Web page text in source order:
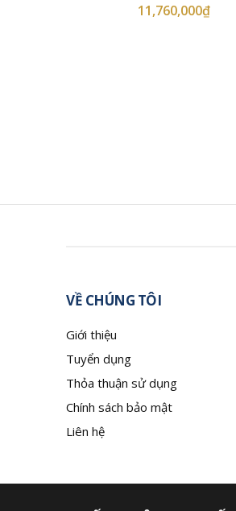
11,760,000₫
VỀ CHÚNG TÔI
Giới thiệu
Tuyển dụng
Thỏa thuận sử dụng
Chính sách bảo mật
Liên hệ